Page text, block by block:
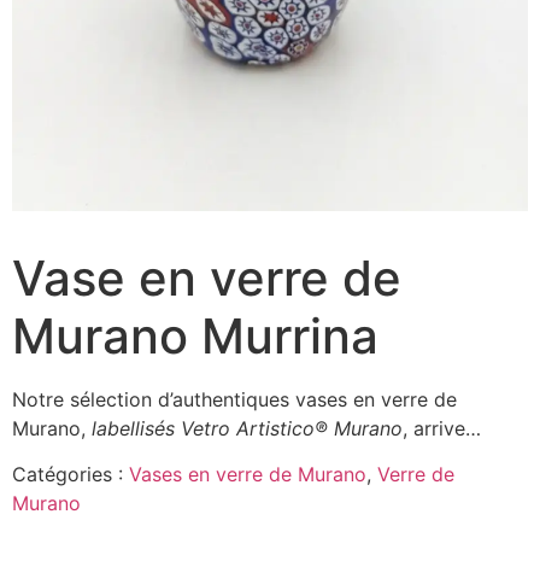
Vase en verre de
Murano Murrina
Notre sélection d’authentiques vases en verre de
Murano, labellisés Vetro Artistico® Murano, arrive…
Catégories : Vases en verre de Murano, Verre de
Murano